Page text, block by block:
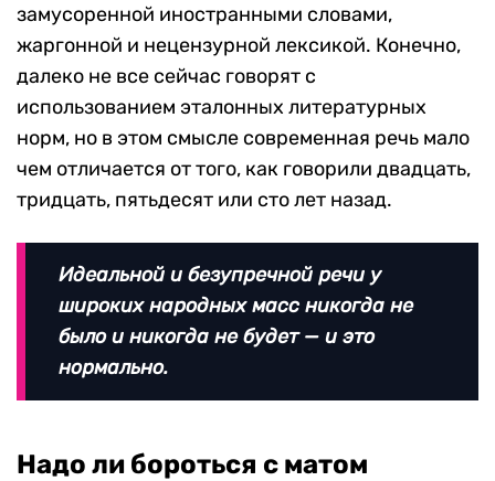
замусоренной иностранными словами,
жаргонной и нецензурной лексикой. Конечно,
далеко не все сейчас говорят с
использованием эталонных литературных
норм, но в этом смысле современная речь мало
чем отличается от того, как говорили двадцать,
тридцать, пятьдесят или сто лет назад.
Идеальной и безупречной речи у
широких народных масс никогда не
было и никогда не будет — и это
нормально.
Надо ли бороться с матом